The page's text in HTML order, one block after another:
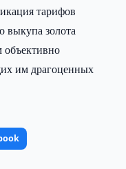
тарифов
выкупа золота
объективно
им драгоценных